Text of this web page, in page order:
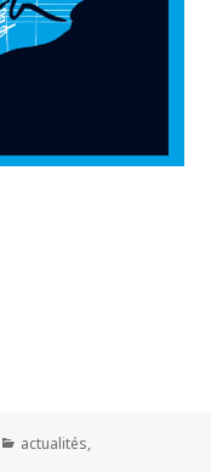
Catégories
actualités,